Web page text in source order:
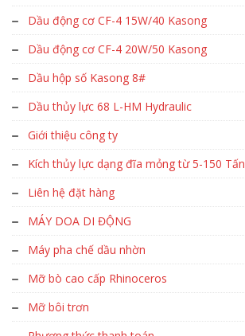
Dầu động cơ CF-4 15W/40 Kasong
Dầu động cơ CF-4 20W/50 Kasong
Dầu hộp số Kasong 8#
Dầu thủy lực 68 L-HM Hydraulic
Giới thiệu công ty
Kích thủy lực dạng đĩa mỏng từ 5-150 Tấn
Liên hệ đặt hàng
MÁY DOA DI ĐỘNG
Máy pha chế dầu nhờn
Mỡ bò cao cấp Rhinoceros
Mỡ bôi trơn